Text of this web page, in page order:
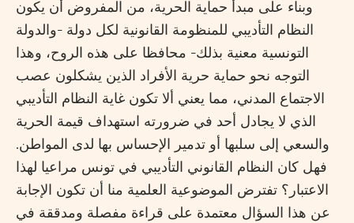
وبناء على مبدأ حماية الحرية، من المفروض أن يكون
النظام التأديبي للمنظومة القانونية لكل دولة -والدولة
التونسية معنية بذلك- محافظا على هذه الروح، وهذا
التوجه نحو حماية حرية الأفراد الذين يشكلون عصب
الاجتماع المدني، مما يعني ألا تكون غاية النظام التأديبي
الذي لا يجادل أحد في ضرورته استهداف قيمة الحرية
والسعي إلى سلبها أو تدمير الإحساس بها لدى المواطن.
فهل كان النظام القانوني التأديبي في تونس مراعيا لهذا
الاعتبار؟ تفترض الموضوعية العلمية منا أن تكون الإجابة
عن هذا السؤال معتمدة على قراءة مفصلة ومدققة في